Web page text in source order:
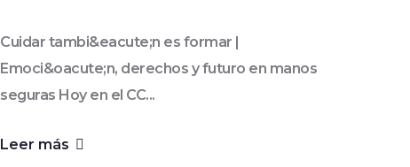
Cuidar tambi&eacute;n es formar |
Emoci&oacute;n, derechos y futuro en manos
seguras Hoy en el CC...
Leer más